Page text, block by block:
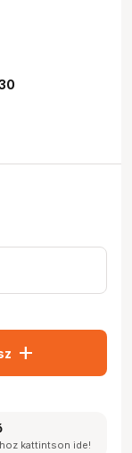
add
kattintson ide!